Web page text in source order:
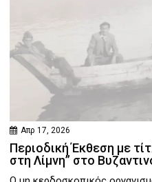
Απρ 17, 2026
Περιοδική Έκθεση με
στη Λίμνη” στο